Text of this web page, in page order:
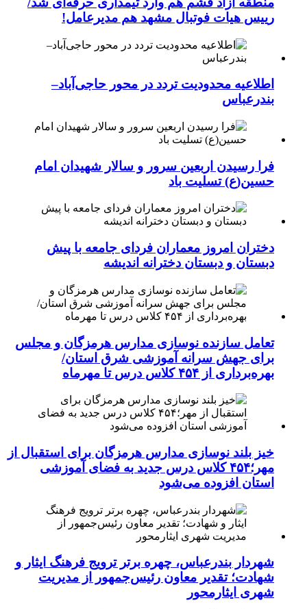
رییس هیات فوتبال مشهد هم مدیرعامل!
اطلاعیه محدودیت تردد در محور حاجی‌آباد–
بندرعباس
فرا رسیدن اربعین سرور و سالار شهیدان امام
حسین(ع) تسلیت باد
دختران امروز معماران فردای جامعه با پیش
دبستان و دبستان دخترانه اندیشه
تعامل سازنده نوسازی مدارس هرمزگان و مجلس
برای جهش سرانه آموزشی شرق استان/
بهره‌برداری از ۴۵۴ کلاس درس تا مهرماه
خیز بلند نوسازی مدارس هرمزگان برای استقبال از
مهر؛۴۵۴ کلاس درس جدید به فضای آموزشی
استان افزوده می‌شود
شهردار بندرعباس، چهره برتر ترویج فرهنگ ایثار و
شهادت؛ تقدیر معاون رئیس‌جمهور از مدیریت
شهری ایثارمحور